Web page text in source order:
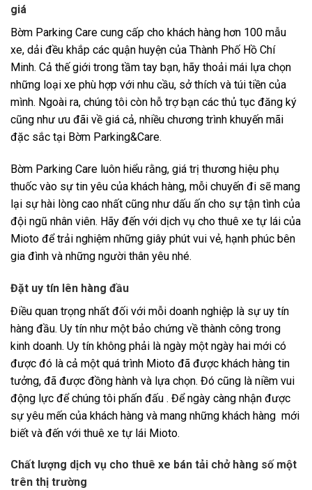
giá
Bờm Parking Care cung cấp cho khách hàng hơn 100 mẫu
xe, dải đều khắp các quận huyện của Thành Phố Hồ Chí
Minh. Cả thế giới trong tầm tay bạn, hãy thoải mái lựa chọn
những loại xe phù hợp với nhu cầu, sở thích và túi tiền của
mình. Ngoài ra, chúng tôi còn hỗ trợ bạn các thủ tục đăng ký
cũng như ưu đãi về giá cả, nhiều chương trình khuyến mãi
đặc sắc tại Bờm Parking&Care.
Bờm Parking Care luôn hiểu rằng, giá trị thương hiệu phụ
thuốc vào sự tin yêu của khách hàng, mỗi chuyến đi sẽ mang
lại sự hài lòng cao nhất cũng như dấu ấn cho sự tận tình của
đội ngũ nhân viên. Hãy đến với dịch vụ cho thuê xe tự lái của
Mioto để trải nghiệm những giây phút vui vẻ, hạnh phúc bên
gia đình và những người thân yêu nhé.
Đặt uy tín lên hàng đầu
Điều quan trọng nhất đối với mỗi doanh nghiệp là sự uy tín
hàng đầu. Uy tín như một bảo chứng về thành công trong
kinh doanh. Uy tín không phải là ngày một ngày hai mới có
được đó là cả một quá trình Mioto đã được khách hàng tin
tưởng, đã được đồng hành và lựa chọn. Đó cũng là niềm vui
động lực để chúng tôi phấn đấu . Để ngày càng nhận được
sự yêu mến của khách hàng và mang những khách hàng mới
biết và đến với thuê xe tự lái Mioto.
Chất lượng dịch vụ cho thuê xe bán tải chở hàng số một
trên thị trường